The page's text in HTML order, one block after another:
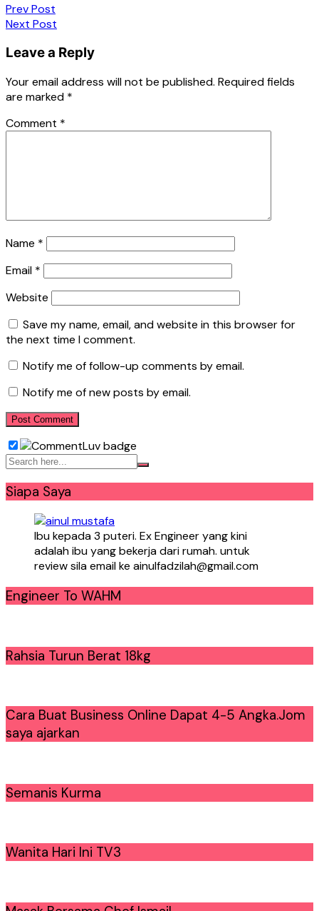
Prev Post
Next Post
Leave a Reply
Your email address will not be published. Required fields
are marked *
Comment *
Name *
Email *
Website
Save my name, email, and website in this browser for
the next time I comment.
Notify me of follow-up comments by email.
Notify me of new posts by email.
Siapa Saya
Ibu kepada 3 puteri. Ex Engineer yang kini
adalah ibu yang bekerja dari rumah. untuk
review sila email ke ainulfadzilah@gmail.com
Engineer To WAHM
Rahsia Turun Berat 18kg
Cara Buat Business Online Dapat 4-5 Angka.Jom
saya ajarkan
Semanis Kurma
Wanita Hari Ini TV3